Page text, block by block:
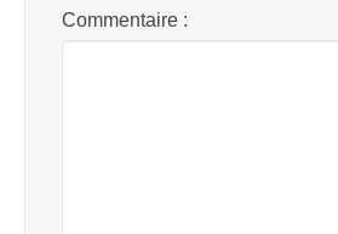
Commentaire :